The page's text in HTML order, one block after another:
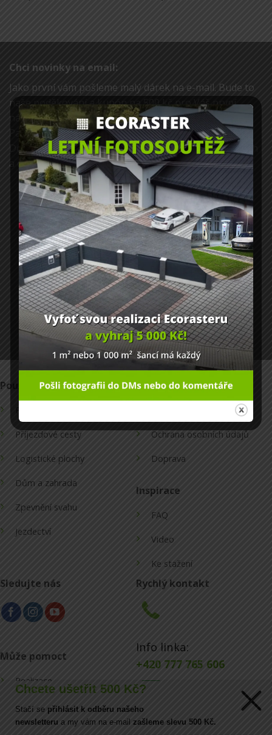
Chci novinky na email:
Jako první vám pošleme malý dárek na e-mail. Bude to
naše poděkování a kupón na 500 kč pro Váš první
nákup.
Pak už Vám posílat tipy a triky jak na aplikace.
Dostanete jako první vědět o chystaných workshopech
a dalších námi pořádaných akcích.
CHCI NOVINKY NA EMAIL
Zásady zpracování osobních údajů
Použití
Příjezdové cesty
Logistické plochy
Dům a zahrada
Zpevnění svahu
Jezdectví
Informace
Ochrana osobních údajů
Doprava
Inspirace
FAQ
Video
Ke stažení
Sledujte nás
Může pomoct
Realizace
Konfigurátor
Rychlý kontakt
Info linka:
+420 777 765 606
E-mail:
Chcete ušetřit 500 Kč?
Stačí se přihlásit k odběru našeho
newsletteru a my vám na e-mail zašleme slevu 500 Kč.